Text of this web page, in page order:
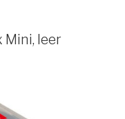
leer